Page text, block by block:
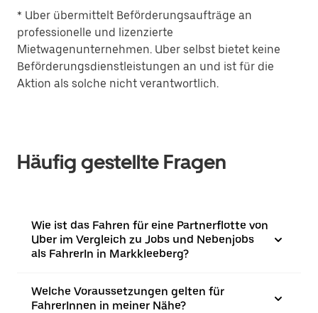
* Uber übermittelt Beförderungsaufträge an
professionelle und lizenzierte
Mietwagenunternehmen. Uber selbst bietet keine
Beförderungsdienstleistungen an und ist für die
Aktion als solche nicht verantwortlich.
Häufig gestellte Fragen
Wie ist das Fahren für eine Partnerflotte von
Uber im Vergleich zu Jobs und Nebenjobs
als FahrerIn in Markkleeberg?
Welche Voraussetzungen gelten für
FahrerInnen in meiner Nähe?